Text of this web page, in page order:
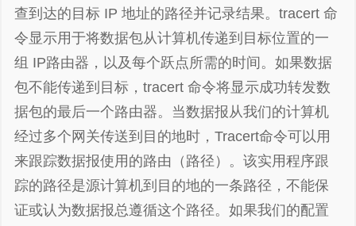
查到达的目标 IP 地址的路径并记录结果。tracert 命
令显示用于将数据包从计算机传递到目标位置的一
组 IP路由器，以及每个跃点所需的时间。如果数据
包不能传递到目标，tracert 命令将显示成功转发数
据包的最后一个路由器。当数据报从我们的计算机
经过多个网关传送到目的地时，Tracert命令可以用
来跟踪数据报使用的路由（路径）。该实用程序跟
踪的路径是源计算机到目的地的一条路径，不能保
证或认为数据报总遵循这个路径。如果我们的配置